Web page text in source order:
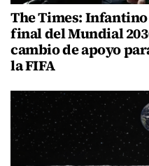
The Times:
final del Mundial
cambio de apoyo
la FIFA